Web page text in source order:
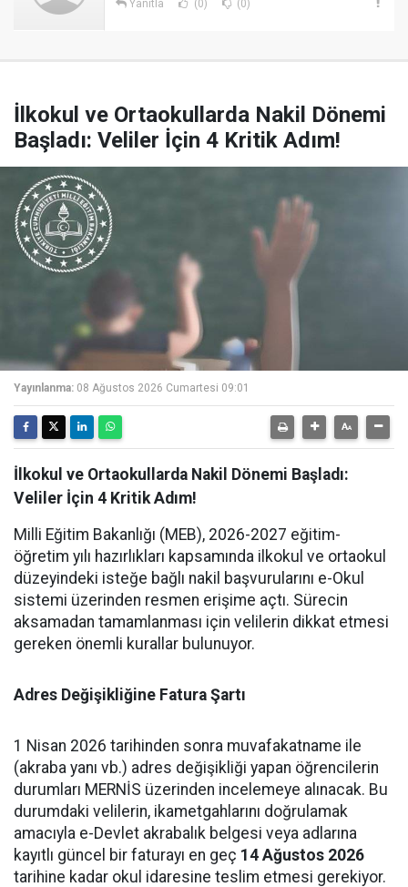
Yanıtla (0) (0)
İlkokul ve Ortaokullarda Nakil Dönemi
Başladı: Veliler İçin 4 Kritik Adım!
Yayınlanma: 08 Ağustos 2026 Cumartesi 09:01
İlkokul ve Ortaokullarda Nakil Dönemi Başladı:
Veliler İçin 4 Kritik Adım!
Milli Eğitim Bakanlığı (MEB), 2026-2027 eğitim-
öğretim yılı hazırlıkları kapsamında ilkokul ve ortaokul
düzeyindeki isteğe bağlı nakil başvurularını e-Okul
sistemi üzerinden resmen erişime açtı. Sürecin
aksamadan tamamlanması için velilerin dikkat etmesi
gereken önemli kurallar bulunuyor.
Adres Değişikliğine Fatura Şartı
1 Nisan 2026 tarihinden sonra muvafakatname ile
(akraba yanı vb.) adres değişikliği yapan öğrencilerin
durumları MERNİS üzerinden incelemeye alınacak. Bu
durumdaki velilerin, ikametgahlarını doğrulamak
amacıyla e-Devlet akrabalık belgesi veya adlarına
kayıtlı güncel bir faturayı en geç 14 Ağustos 2026
tarihine kadar okul idaresine teslim etmesi gerekiyor.